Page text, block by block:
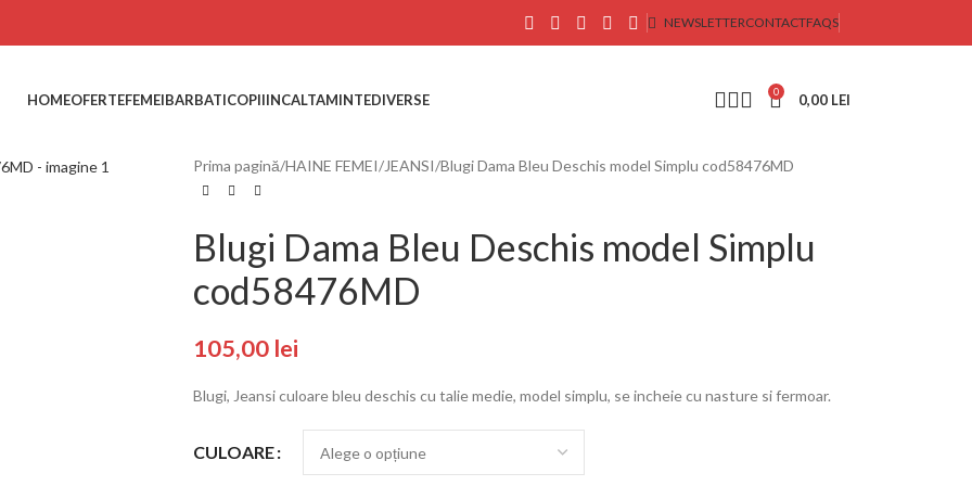
NEWSLETTERCONTACTFAQS
HOMEOFERTEFEMEIBARBATICOPIIINCALTAMINTEDIVERSE 0 0,00 LEI
Prima pagină HAINE FEMEI JEANSI Blugi Dama Bleu Deschis model Simplu cod58476MD
Blugi Dama Bleu Deschis model Simplu
cod58476MD
105,00 lei
Blugi, Jeansi culoare bleu deschis cu talie medie, model simplu, se incheie cu nasture si fermoar.
CULOARE